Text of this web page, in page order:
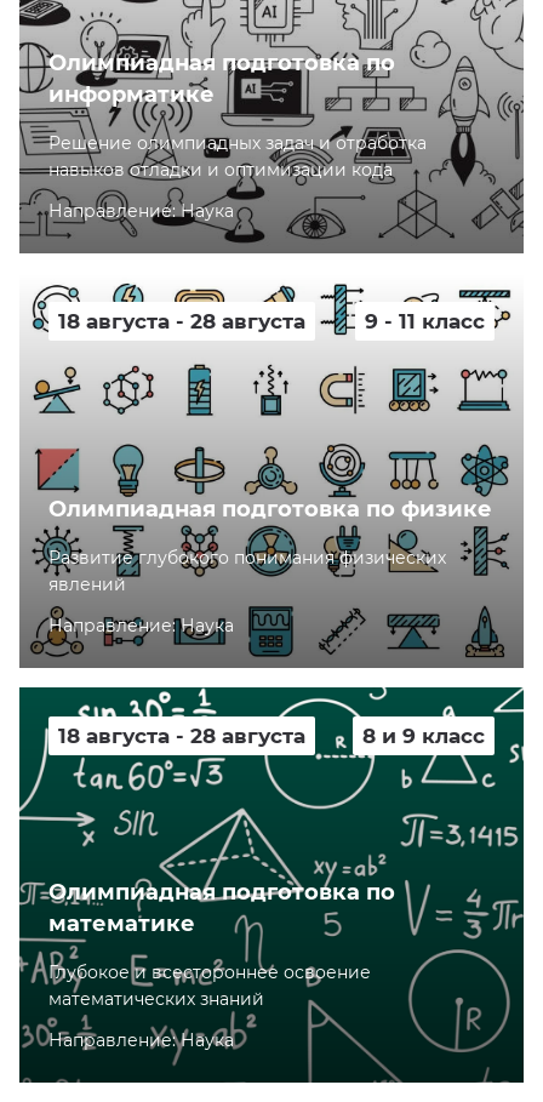
Олимпиадная подготовка по
информатике
Решение олимпиадных задач и отработка
навыков отладки и оптимизации кода
Направление: Наука
18 августа - 28 августа 9 - 11 класс
Олимпиадная подготовка по физике
Развитие глубокого понимания физических
явлений
Направление: Наука
18 августа - 28 августа 8 и 9 класс
Олимпиадная подготовка по
математике
Глубокое и всестороннее освоение
математических знаний
Направление: Наука